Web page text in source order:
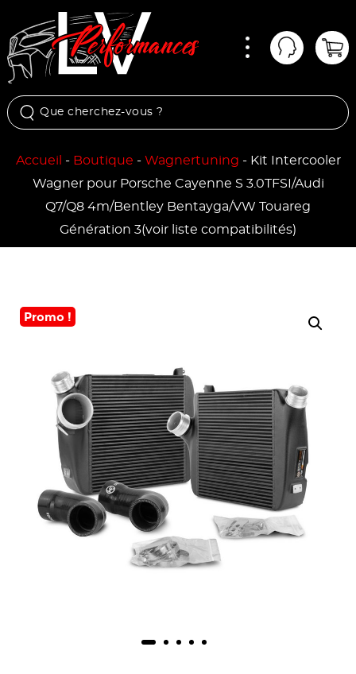
Mon
Accueil - Boutique - Wagnertuning - Kit Intercooler
Wagner pour Porsche Cayenne S 3.0TFSI/Audi
Q7/Q8 4m/Bentley Bentayga/VW Touareg
Génération 3(voir liste compatibilités)
Promo !